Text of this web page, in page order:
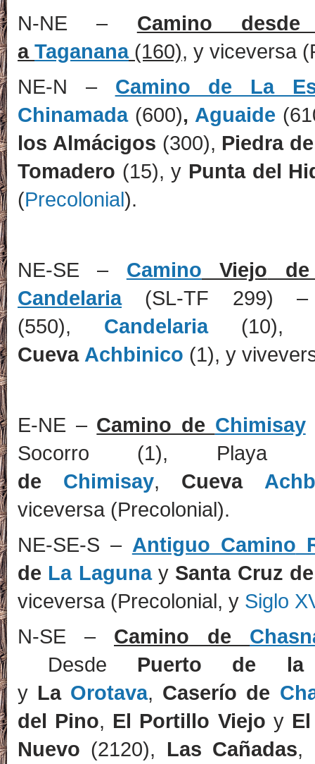
N-NE – Camino
a Taganana(160), y viceversa
NE-N – Camino de La
Chinamada (600), Aguaide
los Almácigos (300), Piedra
Tomadero (15), y Punta del
(Precolonial).
NE-SE – Camino Viejo
Candelaria(SL-TF 299)
(550), Candelaria
Cueva Achbinico (1), y
E-NE – Camino de Chimisay
Socorro (1),
de Chimisay, Cueva
viceversa (Precolonial).
NE-SE-S – Antiguo Camino
de La Lagunay Santa Cruz
viceversa (Precolonial, y Siglo
N-SE – Camino de
Desde Puerto de la
y La Orotava, Caserío de
del Pino, El Portillo Viejo y
Nuevo (2120), Las Cañadas,